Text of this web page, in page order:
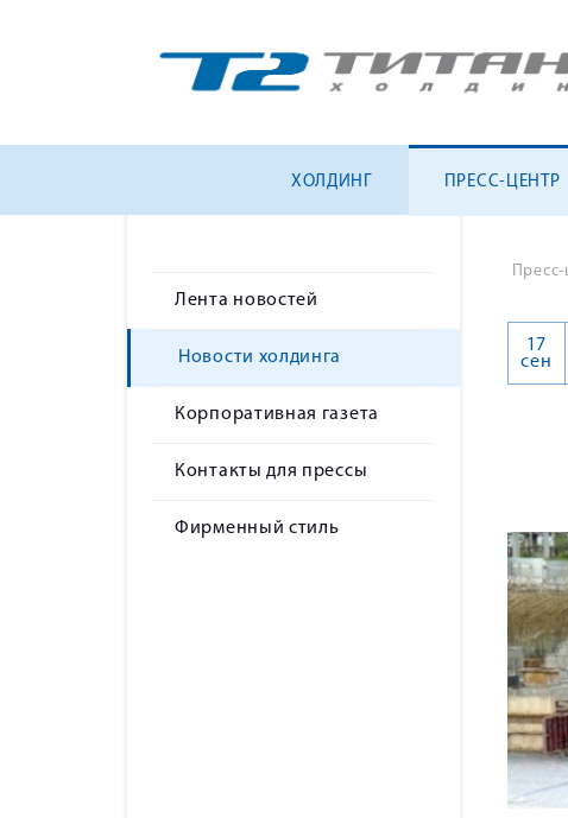
ХОЛДИНГ ПРЕСС-ЦЕНТР
Лента новостей
Новости холдинга
Корпоративная газета
Контакты для прессы
Фирменный стиль
17
сен